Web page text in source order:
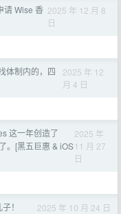
请 Wise 香 2025 年 12 月 8
日
体制内的，四
2025 年 12
月 4 日
这一年创造了
。[黑五巨惠 & iOS
2025 年
11 月 27
日
！ 2025 年 10 月 24 日